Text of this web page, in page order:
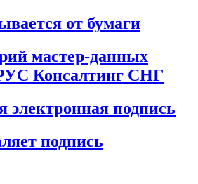
от бумаги
мастер-данных
Консалтинг СНГ
электронная подпись
подпись